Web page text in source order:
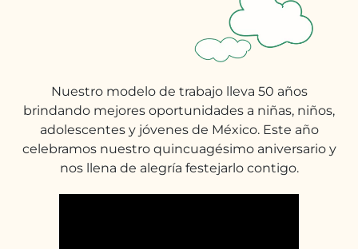
Nuestro modelo de trabajo lleva 50 años
brindando mejores oportunidades a niñas, niños,
adolescentes y jóvenes de México. Este año
celebramos nuestro quincuagésimo aniversario y
nos llena de alegría festejarlo contigo.